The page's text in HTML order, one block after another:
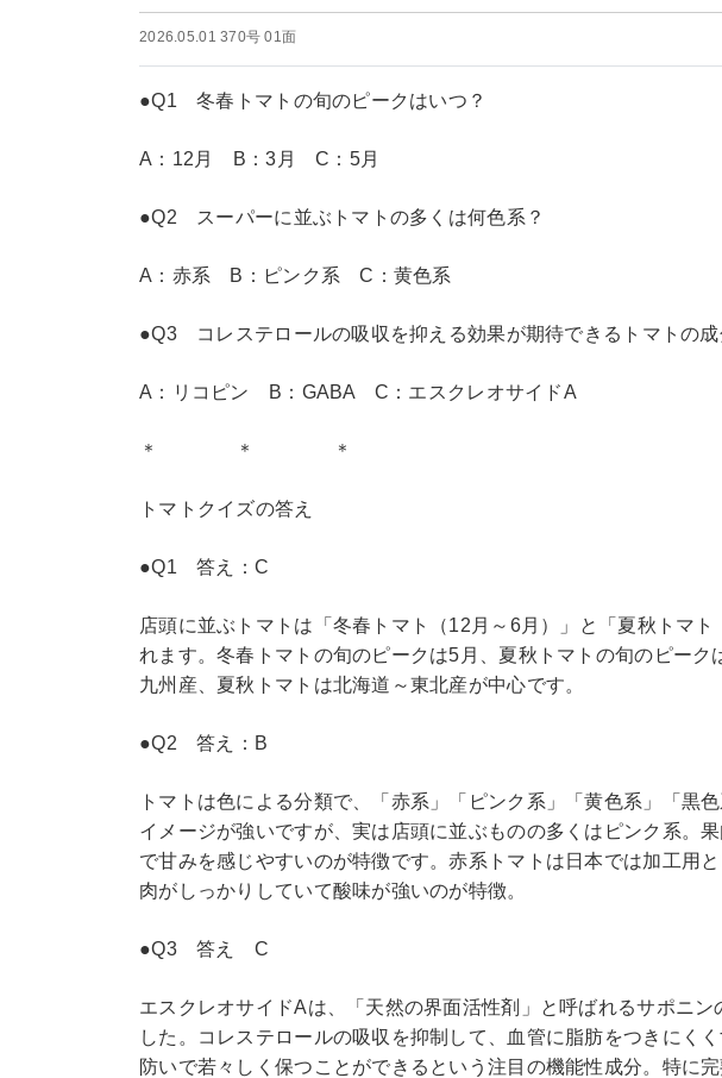
2026.05.01 370号 01面
●Q1 冬春トマトの旬のピークはいつ？
A：12月 B：3月 C：5月
●Q2 スーパーに並ぶトマトの多くは何色系？
A：赤系 B：ピンク系 C：黄色系
●Q3 コレステロールの吸収を抑える効果が期待できるトマトの成
A：リコピン B：GABA C：エスクレオサイドA
＊ ＊ ＊
トマトクイズの答え
●Q1 答え：C
店頭に並ぶトマトは「冬春トマト（12月～6月）」と「夏秋トマ
れます。冬春トマトの旬のピークは5月、夏秋トマトの旬のピーク
九州産、夏秋トマトは北海道～東北産が中心です。
●Q2 答え：B
トマトは色による分類で、「赤系」「ピンク系」「黄色系」「黒
イメージが強いですが、実は店頭に並ぶものの多くはピンク系。
で甘みを感じやすいのが特徴です。赤系トマトは日本では加工用
肉がしっかりしていて酸味が強いのが特徴。
●Q3 答え C
エスクレオサイドAは、「天然の界面活性剤」と呼ばれるサポニン
した。コレステロールの吸収を抑制して、血管に脂肪をつきにく
防いで若々しく保つことができるという注目の機能性成分。特に